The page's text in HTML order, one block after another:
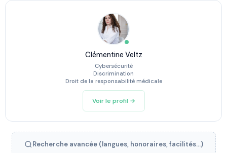
Clémentine Veltz
Cybersécurité
Discrimination
Droit de la responsabilité médicale
Voir le profil →
Recherche avancée (langues, honoraires, facilités...)